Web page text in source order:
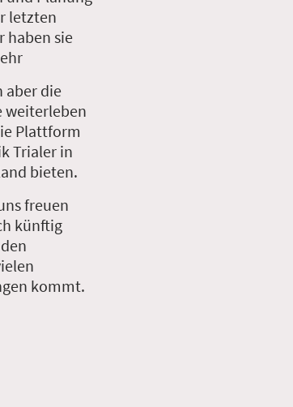
letzten
haben sie
aber die
weiterleben
Plattform
Trialer in
bieten.
freuen
künftig
kommt.